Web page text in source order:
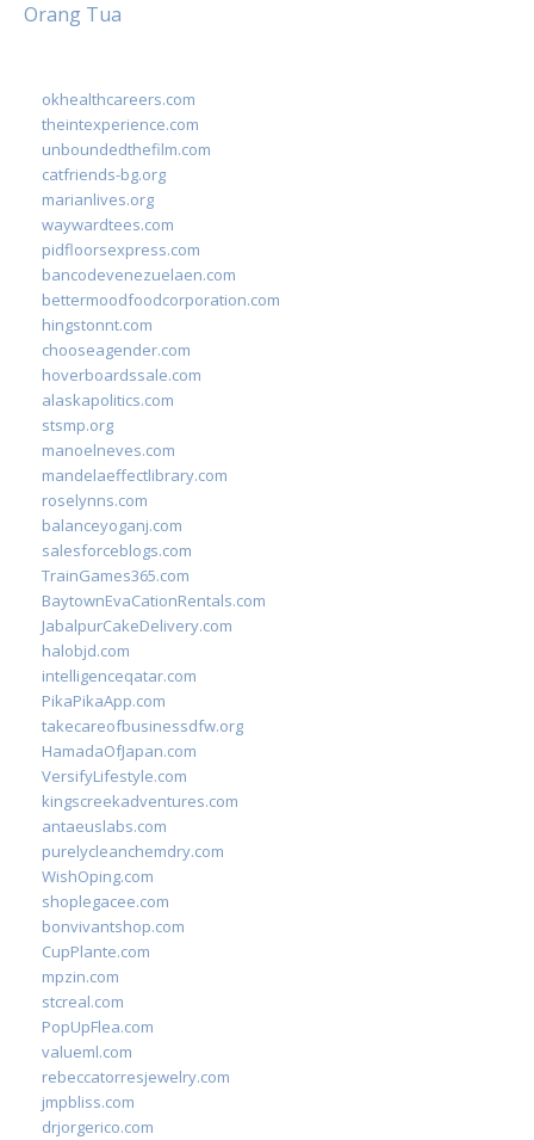
Orang Tua
okhealthcareers.com
theintexperience.com
unboundedthefilm.com
catfriends-bg.org
marianlives.org
waywardtees.com
pidfloorsexpress.com
bancodevenezuelaen.com
bettermoodfoodcorporation.com
hingstonnt.com
chooseagender.com
hoverboardssale.com
alaskapolitics.com
stsmp.org
manoelneves.com
mandelaeffectlibrary.com
roselynns.com
balanceyoganj.com
salesforceblogs.com
TrainGames365.com
BaytownEvaCationRentals.com
JabalpurCakeDelivery.com
halobjd.com
intelligenceqatar.com
PikaPikaApp.com
takecareofbusinessdfw.org
HamadaOfJapan.com
VersifyLifestyle.com
kingscreekadventures.com
antaeuslabs.com
purelycleanchemdry.com
WishOping.com
shoplegacee.com
bonvivantshop.com
CupPlante.com
mpzin.com
stcreal.com
PopUpFlea.com
valueml.com
rebeccatorresjewelry.com
jmpbliss.com
drjorgerico.com